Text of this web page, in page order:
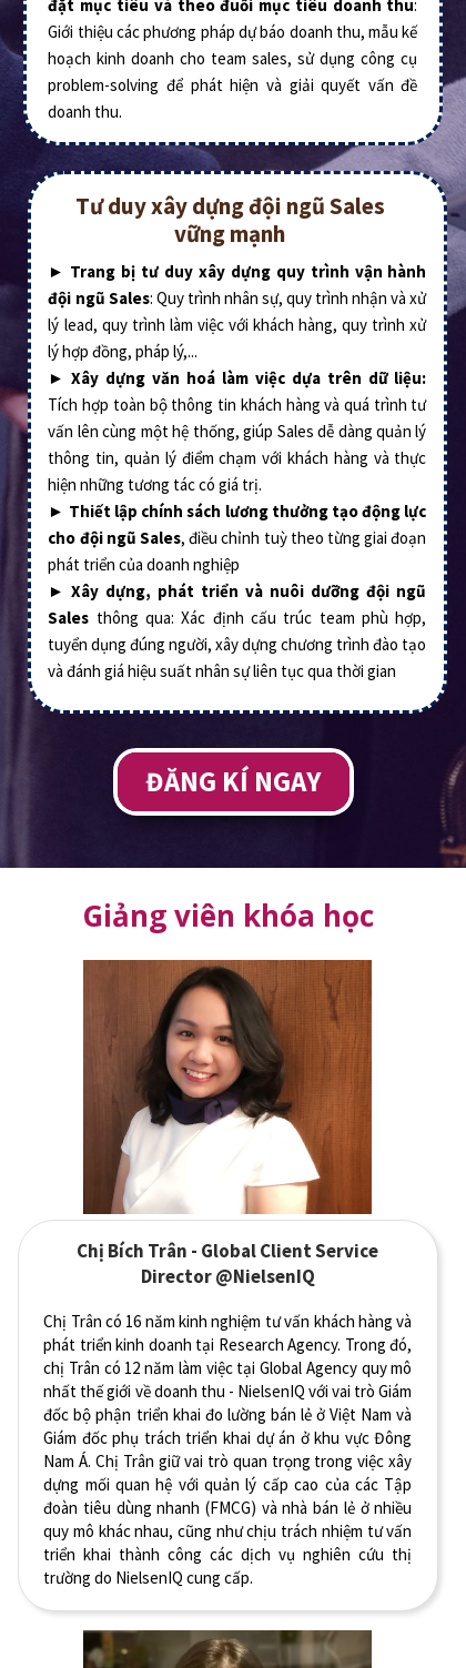
đặt mục tiêu và theo đuổi mục tiêu doanh thu:
Giới thiệu các phương pháp dự báo doanh thu, mẫu kế
hoạch kinh doanh cho team sales, sử dụng công cụ
problem-solving để phát hiện và giải quyết vấn đề
doanh thu.
► Trang bị tư duy xây dựng quy trình vận hành
đội ngũ Sales: Quy trình nhân sự, quy trình nhận và xử
lý lead, quy trình làm việc với khách hàng, quy trình xử
lý hợp đồng, pháp lý,...
► Xây dựng văn hoá làm việc dựa trên dữ liệu:
Tích hợp toàn bộ thông tin khách hàng và quá trình tư
vấn lên cùng một hệ thống, giúp Sales dễ dàng quản lý
thông tin, quản lý điểm chạm với khách hàng và thực
hiện những tương tác có giá trị.
► Thiết lập chính sách lương thưởng tạo động lực
cho đội ngũ Sales, điều chỉnh tuỳ theo từng giai đoạn
phát triển của doanh nghiệp
► Xây dựng, phát triển và nuôi dưỡng đội ngũ
Sales thông qua: Xác định cấu trúc team phù hợp,
tuyển dụng đúng người, xây dựng chương trình đào tạo
và đánh giá hiệu suất nhân sự liên tục qua thời gian
Tư duy xây dựng đội ngũ Sales
vững mạnh
ĐĂNG KÍ NGAY
Giảng viên khóa học
Chị Trân có 16 năm kinh nghiệm tư vấn khách hàng và
phát triển kinh doanh tại Research Agency. Trong đó,
chị Trân có 12 năm làm việc tại Global Agency quy mô
nhất thế giới về doanh thu - NielsenIQ với vai trò Giám
đốc bộ phận triển khai đo lường bán lẻ ở Việt Nam và
Giám đốc phụ trách triển khai dự án ở khu vực Đông
Nam Á. Chị Trân giữ vai trò quan trọng trong việc xây
dựng mối quan hệ với quản lý cấp cao của các Tập
đoàn tiêu dùng nhanh (FMCG) và nhà bán lẻ ở nhiều
quy mô khác nhau, cũng như chịu trách nhiệm tư vấn
triển khai thành công các dịch vụ nghiên cứu thị
trường do NielsenIQ cung cấp.
Chị Bích Trân - Global Client Service
Director @NielsenIQ